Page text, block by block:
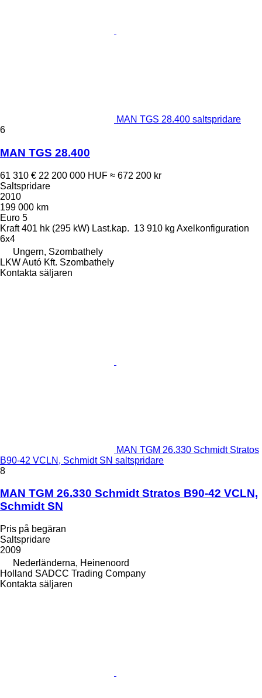
MAN TGS 28.400 saltspridare
6
MAN TGS 28.400
61 310 € 22 200 000 HUF ≈ 672 200 kr
Saltspridare
2010
199 000 km
Euro 5
Kraft 401 hk (295 kW) Last.kap. 13 910 kg Axelkonfiguration
6x4
Ungern, Szombathely
LKW Autó Kft. Szombathely
Kontakta säljaren
MAN TGM 26.330 Schmidt Stratos
B90-42 VCLN, Schmidt SN saltspridare
8
MAN TGM 26.330 Schmidt Stratos B90-42 VCLN,
Schmidt SN
Pris på begäran
Saltspridare
2009
Nederländerna, Heinenoord
Holland SADCC Trading Company
Kontakta säljaren